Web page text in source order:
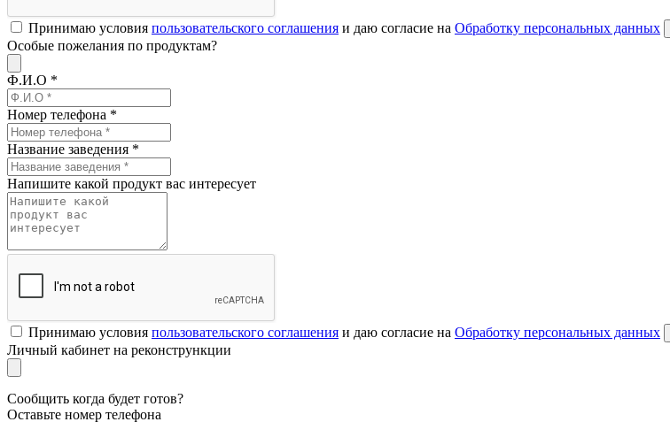
Принимаю условия пользовательского соглашения и даю согласие на Обработку персональных данных
Особые пожелания по продуктам?
Ф.И.О *
Номер телефона *
Название заведения *
Напишите какой продукт вас интересует
Принимаю условия пользовательского соглашения и даю согласие на Обработку персональных данных
Личный кабинет на реконстрункции
Сообщить когда будет готов?
Оставьте номер телефона